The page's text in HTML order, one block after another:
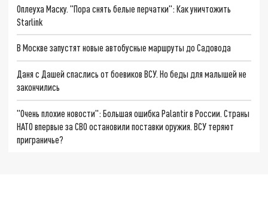
Оплеуха Маску. "Пора снять белые перчатки": Как уничтожить
Starlink
В Москве запустят новые автобусные маршруты до Садовода
Даня с Дашей спаслись от боевиков ВСУ. Но беды для малышей не
закончились
"Очень плохие новости": Большая ошибка Palantir в России. Страны
НАТО впервые за СВО остановили поставки оружия. ВСУ теряют
приграничье?